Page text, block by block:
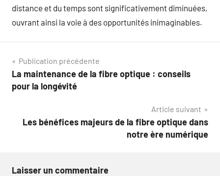
distance et du temps sont significativement diminuées,
ouvrant ainsi la voie à des opportunités inimaginables.
Navigation
de
Publication précédente
La maintenance de la fibre optique : conseils
pour la longévité
Article suivant
Les bénéfices majeurs de la fibre optique dans
notre ère numérique
Laisser un commentaire